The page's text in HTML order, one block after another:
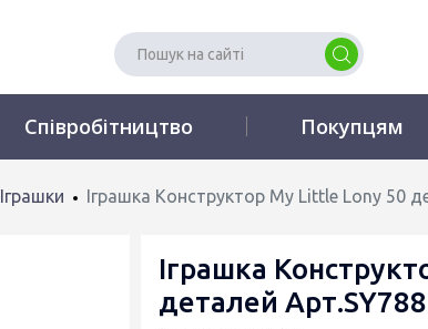
Співробітництво Покупцям
Іграшки Іграшка Конструктор My Little Lony 50
Іграшка
деталей